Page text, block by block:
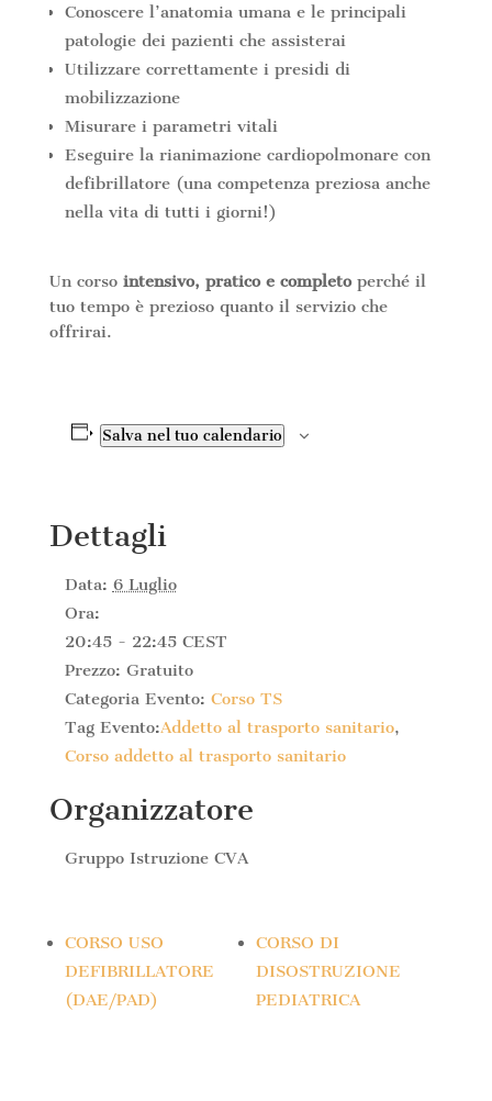
Conoscere l’anatomia umana e le principali
patologie dei pazienti che assisterai
Utilizzare correttamente i presidi di
mobilizzazione
Misurare i parametri vitali
Eseguire la rianimazione cardiopolmonare con
defibrillatore (una competenza preziosa anche
nella vita di tutti i giorni!)
Un corso intensivo, pratico e completoperché il
tuo tempo è prezioso quanto il servizio che
offrirai.
Salva nel tuo calendario
Dettagli
Data: 6 Luglio
Ora:
20:45 - 22:45 CEST
Prezzo: Gratuito
Categoria Evento: Corso TS
Tag Evento:Addetto al trasporto sanitario,
Corso addetto al trasporto sanitario
Organizzatore
Gruppo Istruzione CVA
CORSO USO
DEFIBRILLATORE
(DAE/PAD)
CORSO DI
DISOSTRUZIONE
PEDIATRICA